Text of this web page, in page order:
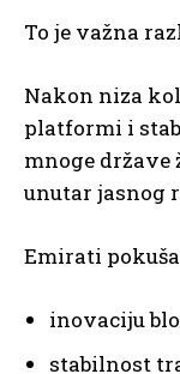
To je važna
Nakon niza
platformi i
mnoge
unutar jasnog
Emirati
inovaciju
stabilnost